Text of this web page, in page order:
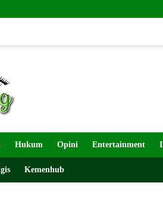
Timnas
Hukum Opini Entertainment
Kemenhub